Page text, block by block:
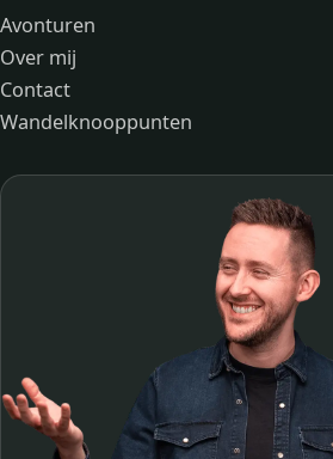
Avonturen
Over mij
Contact
Wandelknooppunten